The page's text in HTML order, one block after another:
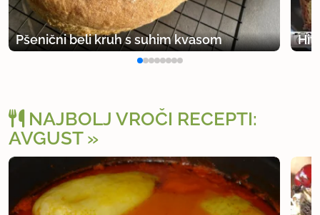
Pšenični beli kruh s suhim kvasom
NAJBOLJ VROČI RECEPTI:
AVGUST